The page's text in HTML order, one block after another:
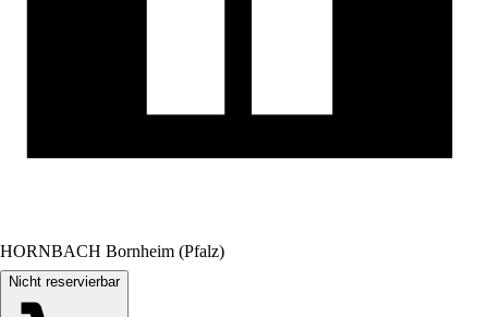
HORNBACH Bornheim (Pfalz)
Nicht reservierbar